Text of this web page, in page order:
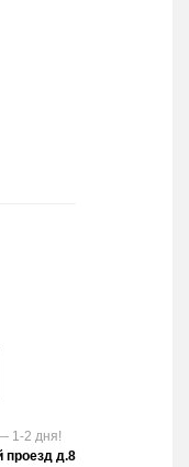
1-2 дня!
проезд д.8